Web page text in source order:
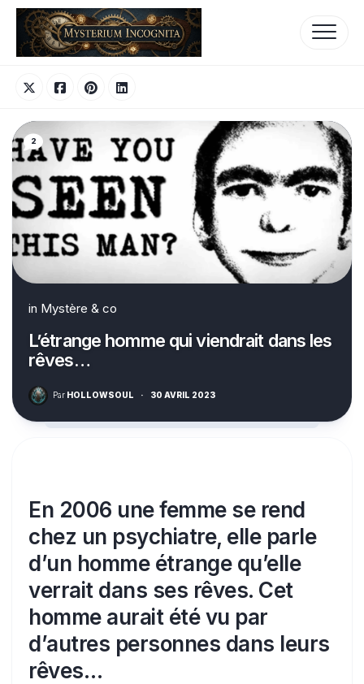
Skip
content
2
in Mystère & co
L’étrange homme qui viendrait dans les
rêves…
Par HOLLOWSOUL · 30 AVRIL 2023
En 2006 une femme se rend
chez un psychiatre, elle parle
d’un homme étrange qu’elle
verrait dans ses rêves. Cet
homme aurait été vu par
d’autres personnes dans leurs
rêves…